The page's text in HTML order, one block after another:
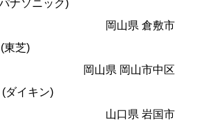
ナソニック)
岡山県 倉敷市
東芝)
岡山県 岡山市中区
ダイキン)
山口県 岩国市